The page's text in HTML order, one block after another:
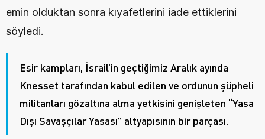
emin olduktan sonra kıyafetlerini iade ettiklerini
söyledi.
Esir kampları, İsrail’in geçtiğimiz Aralık ayında
Knesset tarafından kabul edilen ve ordunun şüpheli
militanları gözaltına alma yetkisini genişleten “Yasa
Dışı Savaşçılar Yasası” altyapısının bir parçası.